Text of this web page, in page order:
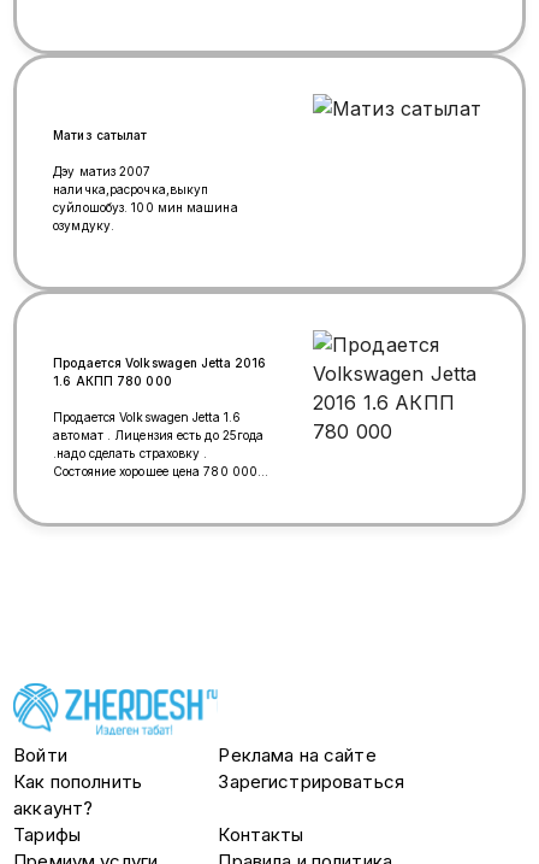
Матиз сатылат
Дэу матиз 2007
наличка,расрочка,выкуп
суйлошобуз. 100 мин машина
озумдуку.
Продается Volkswagen Jetta 2016
1.6 АКПП 780 000
Продается Volkswagen Jetta 1.6
автомат . Лицензия есть до 25года
.надо сделать страховку .
Состояние хорошее цена 780 000
Войти
Реклама на сайте
Как пополнить
аккаунт?
Зарегистрироваться
Тарифы
Контакты